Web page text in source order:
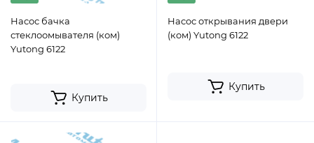
Насос бачка
стеклоомывателя (ком)
Yutong 6122
Купить
Насос открывания двери
(ком) Yutong 6122
Купить